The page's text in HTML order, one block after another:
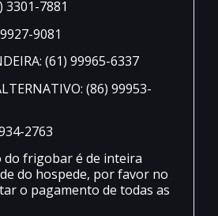
3301-7881
9081
(61) 99965-6337
(86) 99953-
2763
do frigobar é de inteira
do hospede, por favor no
o pagamento de todas as